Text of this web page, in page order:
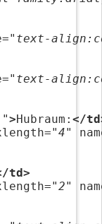
"text-
"text-
>Hubraum: </
"4"
td>
"2"